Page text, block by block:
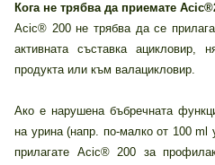
Кога не трябва да приемате
Acic® 200 не трябва да се
активната съставка ацикловир,
продукта или към валацикловир.
Ако е нарушена бъбречната
нa урина (напр. по-малко от 100 ml
прилагате Аcic® 200 за